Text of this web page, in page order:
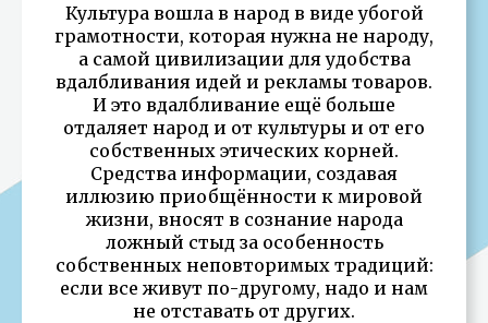
Культура вошла в народ в виде убогой
грамотности, которая нужна не народу,
а самой цивилизации для удобства
вдалбливания идей и рекламы товаров.
И это вдалбливание ещё больше
отдаляет народ и от культуры и от его
собственных этических корней.
Средства информации, создавая
иллюзию приобщённости к мировой
жизни, вносят в сознание народа
ложный стыд за особенность
собственных неповторимых традиций:
если все живут по-другому, надо и нам
не отставать от других.